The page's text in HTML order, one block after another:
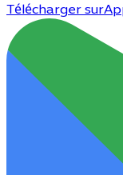
Télécharger sur